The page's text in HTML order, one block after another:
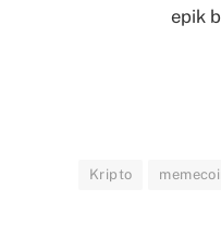
epik
Kripto